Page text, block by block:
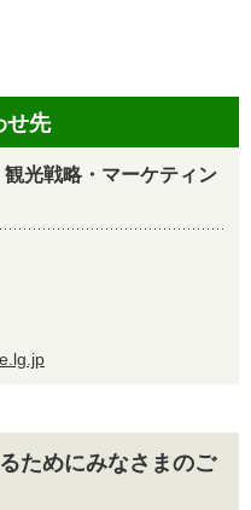
せ先
戦略・マーケティン
ためにみなさまのご